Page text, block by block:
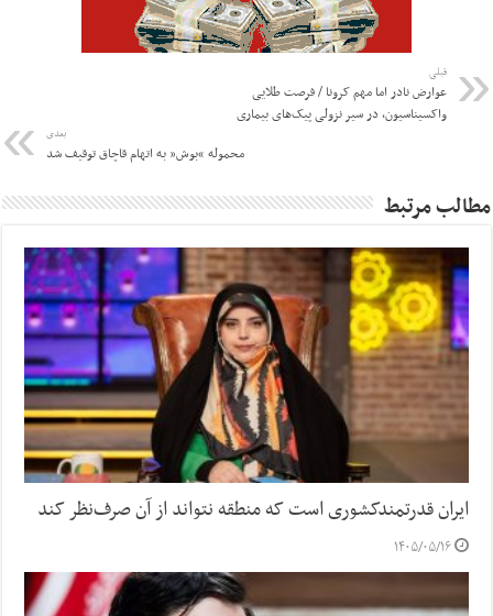
قبلی
عوارض نادر اما مهم کرونا / فرصت طلایی
واکسیناسیون، در سیر نزولی پیک‌های بیماری
بعدی
محموله “بوش” به اتهام قاچاق توقیف شد
مطالب مرتبط
ایران قدرتمندکشوری است که منطقه نتواند از آن صرف‌نظر کند
۱۴۰۵/۰۵/۱۶